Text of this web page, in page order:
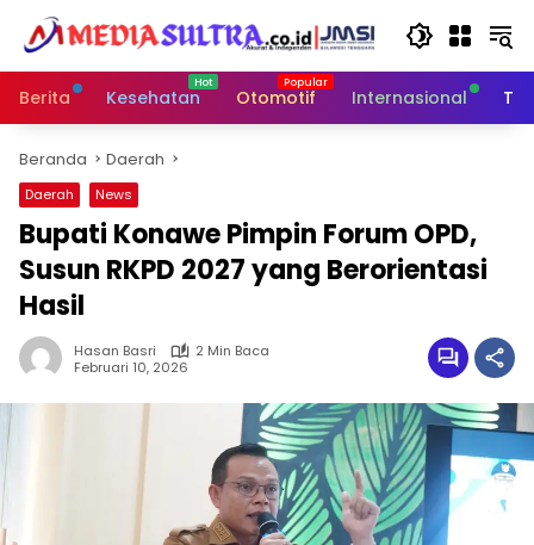
Langsung
konten
Berita
Kesehatan Otomotif Internasional
Beranda Daerah
Daerah News
Bupati Konawe Pimpin Forum OPD,
Susun RKPD 2027 yang Berorientasi
Hasil
Hasan Basri
2 Min Baca
Februari 10, 2026